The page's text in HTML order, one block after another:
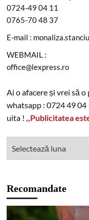
0724-49 04 11
0765-70 48 37
E-mail :
WEBMAIL :
office@lexpress.ro
Ai o afacere și vrei să
whatsapp : 0724 49
uita ! ,,Publicitatea
Recomandate